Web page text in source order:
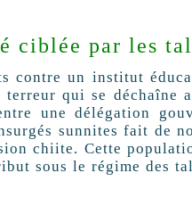
ciblée par les
contre un institut
qui se déchaîne
une délégation
sunnites fait de
chiite. Cette
sous le régime des